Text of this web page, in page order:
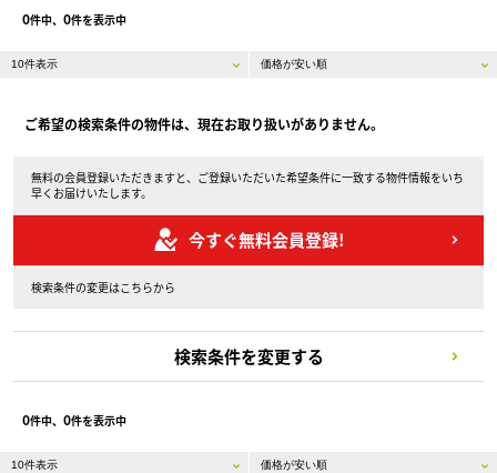
0件中、 0件を表示中
ご希望の検索条件の物件は、現在お取り扱いがありません。
無料の会員登録いただきますと、ご登録いただいた希望条件に一致する物件情報をいち
早くお届けいたします。
今すぐ無料会員登録!
検索条件の変更はこちらから
検索条件を変更する
0件中、 0件を表示中